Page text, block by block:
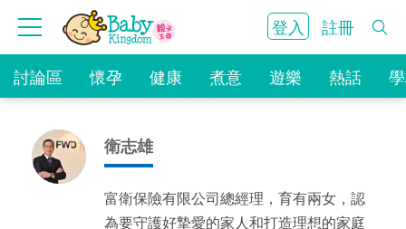
登入 註冊
討論區 懷孕 健康 煮意 遊樂 熱話
衛志雄
富衛保險有限公司總經理，育有兩女，認
為要守護好摯愛的家人和打造理想的家庭